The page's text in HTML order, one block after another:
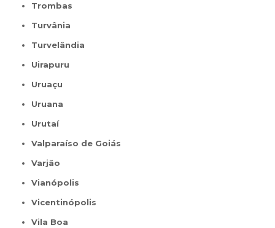
Trombas
Turvânia
Turvelândia
Uirapuru
Uruaçu
Uruana
Urutaí
Valparaíso de Goiás
Varjão
Vianópolis
Vicentinópolis
Vila Boa